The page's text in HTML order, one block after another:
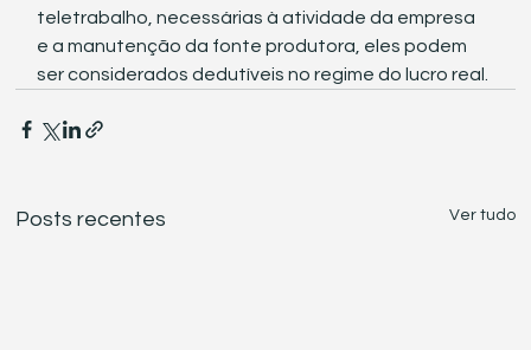
teletrabalho, necessárias à atividade da empresa
e a manutenção da fonte produtora, eles podem
ser considerados dedutíveis no regime do lucro real.
Posts recentes Ver tudo